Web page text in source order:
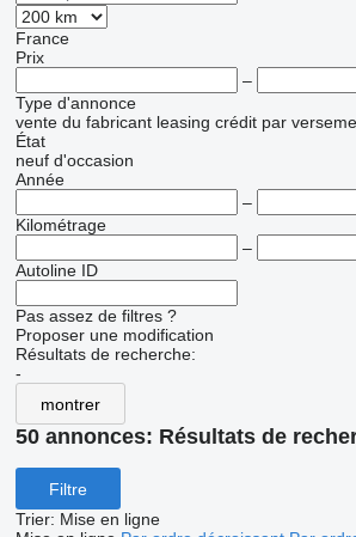
France
Prix
–
Type d'annonce
vente du fabricant leasing crédit par
État
neuf d'occasion
Année
–
Kilométrage
–
Autoline ID
Pas assez de filtres ?
Proposer une modification
Résultats de recherche:
-
montrer
50 annonces: Résultats de
Filtre
Trier: Mise en ligne